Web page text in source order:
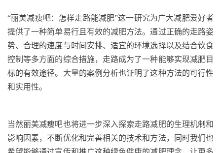
“丽美减瘦吧：怎样走路能减肥”这一研究为广大减肥爱好者
提供了一种简单易行且有效的减肥方法。通过正确的走路姿
势、合理的速度与时间安排、适宜的环境选择以及结合饮食
控制等多方面的综合措施，走路成为了一种能够实现减肥目
标的有效途径。大量的案例分析也证明了这种方法的可行性
和实用性。
当然丽美减瘦吧也将进一步深入探索走路减肥的生理机制和
影响因素，不断优化和完善相关的技术和方法，
同时我们也